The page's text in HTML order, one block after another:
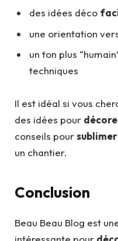
des idées déco
une orientation
un ton plus
techniques
Il est idéal si vous
des idées pour
conseils pour
un chantier.
Conclusion
Beau Beau Blog est